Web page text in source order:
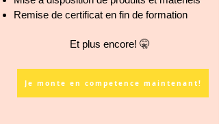
Remise de certificat en fin de formation
Et plus encore! 🤫
Je monte en competence maintenant!